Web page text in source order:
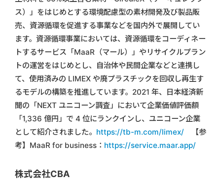
ス）」をはじめとする環境配慮型の素材開発及び製品販
売、資源循環を促進する事業などを国内外で展開してい
ます。資源循環事業においては、資源循環をコーディネー
トするサービス「MaaR（マール）」やリサイクルプラン
トの運営をはじめとし、自治体や民間企業などと連携し
て、使用済みの LIMEX や廃プラスチックを回収し再生す
るモデルの構築を推進しています。2021 年、日本経済新
聞の「NEXT ユニコーン調査」において企業価値評価額
「1,336 億円」で 4 位にランクインし、ユニコーン企業
として紹介されました。 https://tb-m.com/limex/ 【参
考】MaaR for business： https://service.maar.app/
株式会社CBA